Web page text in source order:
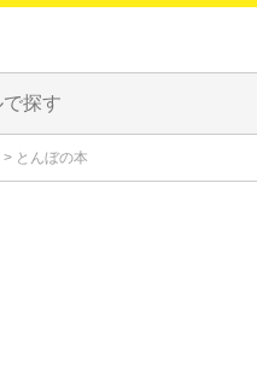
> とんぼの本